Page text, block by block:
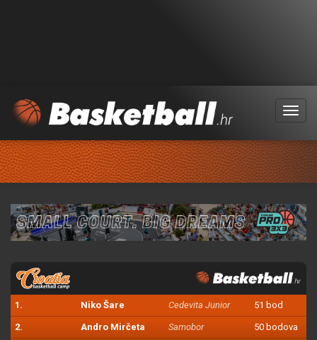
Menu
1. Niko Šare Cedevita Junior 51 bod
2. Andro Mirčeta Samobor 50 bodova